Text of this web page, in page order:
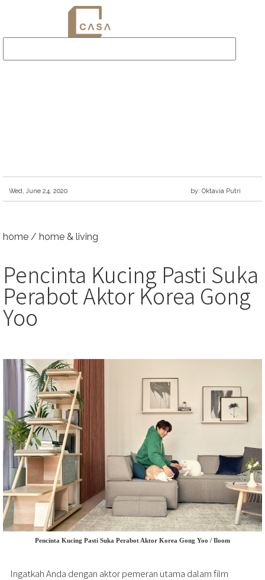
Wed, June 24, 2020 by: Oktavia Putri
home / home & living
Pencinta Kucing Pasti Suka
Perabot Aktor Korea Gong
Yoo
Pencinta Kucing Pasti Suka Perabot Aktor Korea Gong Yoo / Iloom
Ingatkah Anda dengan aktor pemeran utama dalam film